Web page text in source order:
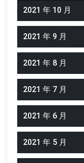
2021 年 10 月
2021 年 9 月
2021 年 8 月
2021 年 7 月
2021 年 6 月
2021 年 5 月